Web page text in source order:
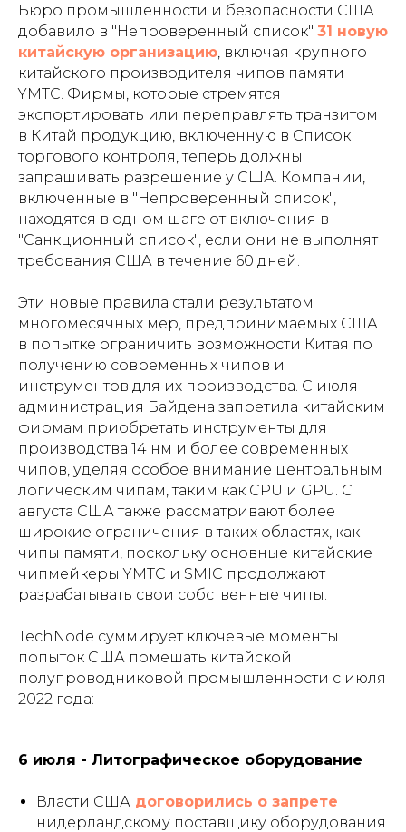
Бюро промышленности и безопасности США
добавило в "Непроверенный список" 31 новую
китайскую организацию , включая крупного
китайского производителя чипов памяти
YMTC. Фирмы, которые стремятся
экспортировать или переправлять транзитом
в Китай продукцию, включенную в Список
торгового контроля, теперь должны
запрашивать разрешение у США. Компании,
включенные в "Непроверенный список",
находятся в одном шаге от включения в
"Санкционный список", если они не выполнят
требования США в течение 60 дней.
Эти новые правила стали результатом
многомесячных мер, предпринимаемых США
в попытке ограничить возможности Китая по
получению современных чипов и
инструментов для их производства. С июля
администрация Байдена запретила китайским
фирмам приобретать инструменты для
производства 14 нм и более современных
чипов, уделяя особое внимание центральным
логическим чипам, таким как CPU и GPU. С
августа США также рассматривают более
широкие ограничения в таких областях, как
чипы памяти, поскольку основные китайские
чипмейкеры YMTC и SMIC продолжают
разрабатывать свои собственные чипы.
TechNode суммирует ключевые моменты
попыток США помешать китайской
полупроводниковой промышленности с июля
2022 года:
6 июля - Литографическое оборудование
Власти США договорились о запрете
нидерландскому поставщику оборудования